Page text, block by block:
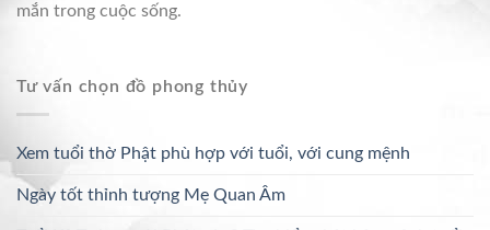
mắn trong cuộc sống.
Tư vấn chọn đồ phong thủy
Xem tuổi thờ Phật phù hợp với tuổi, với cung mệnh
Ngày tốt thỉnh tượng Mẹ Quan Âm